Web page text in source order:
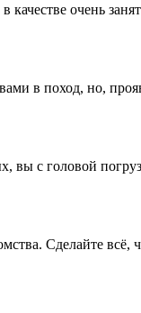
очень
в поход, но,
вы с головой
Сделайте